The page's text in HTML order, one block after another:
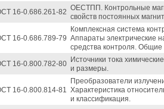
16-0.686.261-82 ОЕСТПП. Контрольные
свойств постоянных
16-0.686.789-79
Комплексная система
Аппараты электрические
средства контроля. Общие
16-0.800.782-80 Источники тока
и размеры.
16-0.800.814-81
Преобразователи
Характеристика
и классификация.